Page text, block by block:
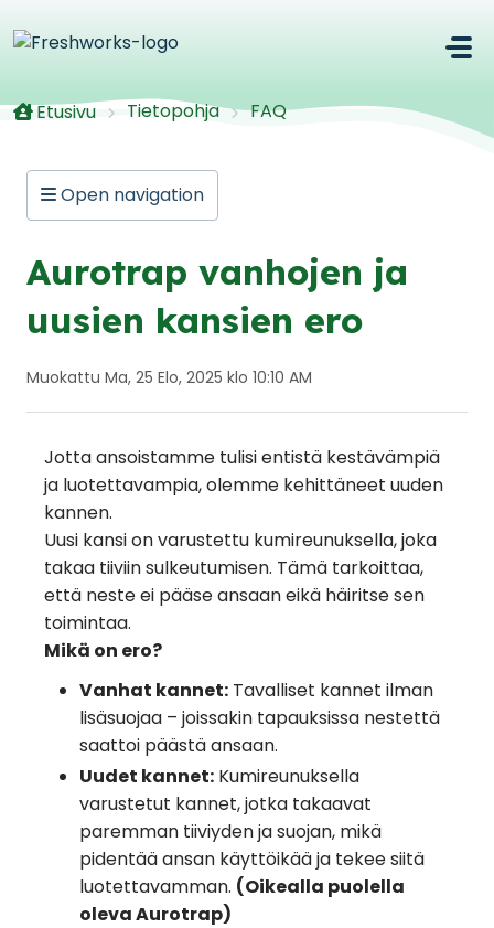
Etusivu Tietopohja FAQ
Open navigation
Aurotrap vanhojen ja
uusien kansien ero
Muokattu Ma, 25 Elo, 2025 klo 10:10 AM
Jotta ansoistamme tulisi entistä kestävämpiä
ja luotettavampia, olemme kehittäneet uuden
kannen.
Uusi kansi on varustettu kumireunuksella, joka
takaa tiiviin sulkeutumisen. Tämä tarkoittaa,
että neste ei pääse ansaan eikä häiritse sen
toimintaa.
Mikä on ero?
Vanhat kannet: Tavalliset kannet ilman
lisäsuojaa – joissakin tapauksissa nestettä
saattoi päästä ansaan.
Uudet kannet: Kumireunuksella
varustetut kannet, jotka takaavat
paremman tiiviyden ja suojan, mikä
pidentää ansan käyttöikää ja tekee siitä
luotettavamman. (Oikealla puolella
oleva Aurotrap)